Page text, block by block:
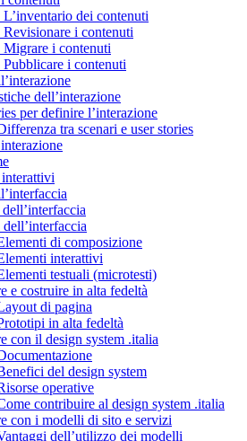
dei contenuti
Revisionare i contenuti
Migrare i contenuti
Pubblicare i contenuti
dell’interazione
per definire l’interazione
tra scenari e user stories
di composizione
interattivi
testuali (microtesti)
e costruire in alta fedeltà
di pagina
in alta fedeltà
con il design system .italia
del design system
operative
contribuire al design system .italia
con i modelli di sito e servizi
dell’utilizzo dei modelli